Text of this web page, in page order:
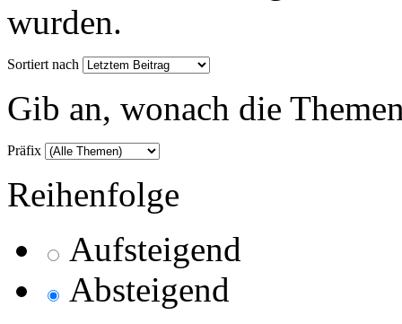
wurden.
Sortiert nach
Gib an, wonach die
Präfix
Reihenfolge
Aufsteigend
Absteigend